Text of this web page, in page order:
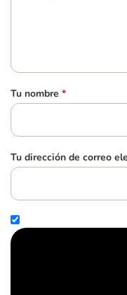
Tu nombre *
Tu dirección de correo